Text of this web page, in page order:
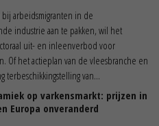
bij arbeidsmigranten in de
industrie aan te pakken, wil het
uit- en inleenverbod voor
Of het actieplan van de vleesbranche en
terbeschikkingstelling van...
op varkensmarkt: prijzen in
Europa onveranderd